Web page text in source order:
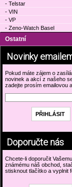
- Telstar
- VIN
- VP
- Zeno-Watch Basel
Ostatní
Novinky
Pokud máte zájem o
novinek a akcí z našeho
zadejte prosím emailovou
Doporučte nás
Chcete-li doporučit Vašemu
známému náš obchod,
stisknout tlačítko a vyplnit